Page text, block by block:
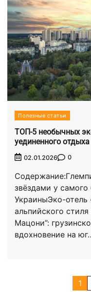
Полезные статьи
ТОП-5 необычных
уединенного отдыха
02.01.2026 0
звёздами у
УкраиныЭко-отель
альпийского
Мацони”:
вдохновение на
1